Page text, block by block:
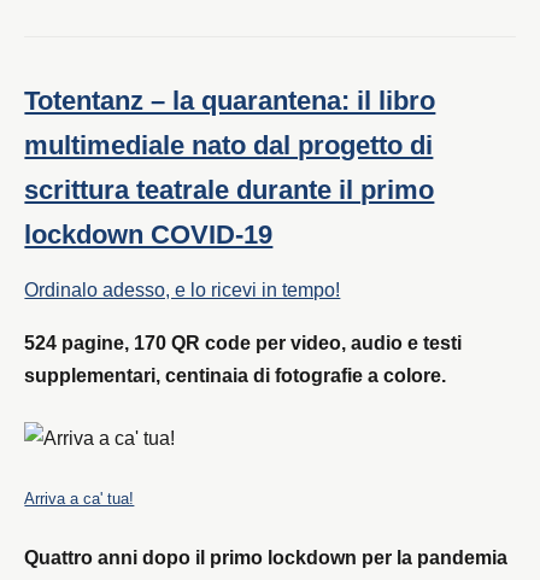
Totentanz – la quarantena: il libro
multimediale nato dal progetto di
scrittura teatrale durante il primo
lockdown COVID-19
Ordinalo adesso, e lo ricevi in tempo!
524 pagine, 170 QR code per video, audio e testi
supplementari, centinaia di fotografie a colore.
Arriva a ca' tua!
Quattro anni dopo il primo lockdown per la pandemia